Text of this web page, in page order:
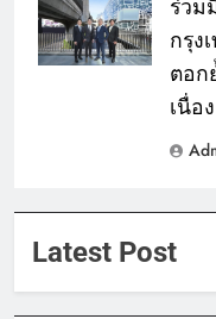
ร่วม
กรุง
ตอก
เนื่อง
Latest Post